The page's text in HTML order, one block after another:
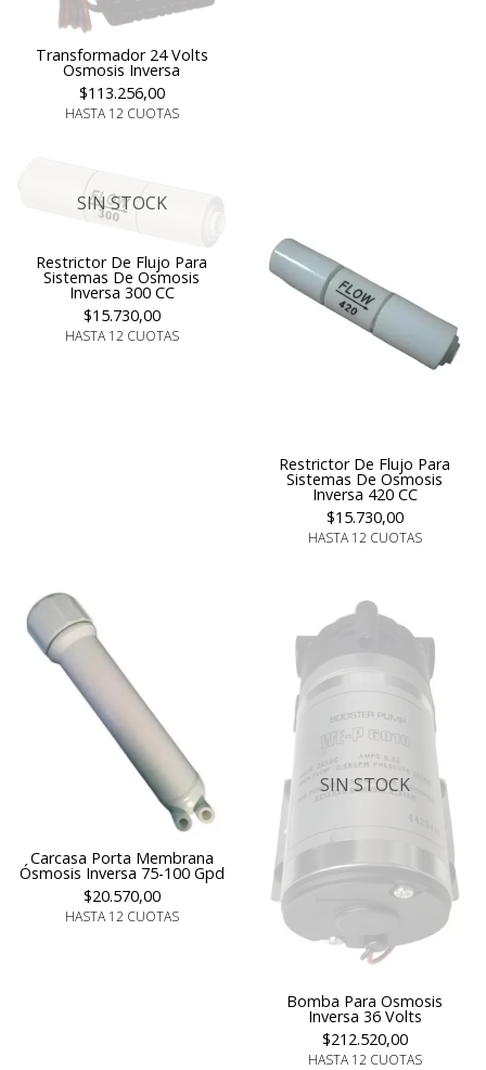
Transformador 24 Volts
Osmosis Inversa
$113.256,00
HASTA 12 CUOTAS
SIN STOCK
Restrictor De Flujo Para
Sistemas De Osmosis
Inversa 300 CC
$15.730,00
HASTA 12 CUOTAS
Restrictor De Flujo Para
Sistemas De Osmosis
Inversa 420 CC
$15.730,00
HASTA 12 CUOTAS
Carcasa Porta Membrana
Ósmosis Inversa 75-100 Gpd
$20.570,00
HASTA 12 CUOTAS
SIN STOCK
Bomba Para Osmosis
Inversa 36 Volts
$212.520,00
HASTA 12 CUOTAS